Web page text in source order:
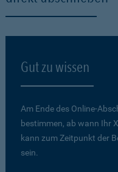
Gut zu wissen
Am Ende des Online-
bestimmen, ab wann Ihr
kann zum Zeitpunkt der
sein.